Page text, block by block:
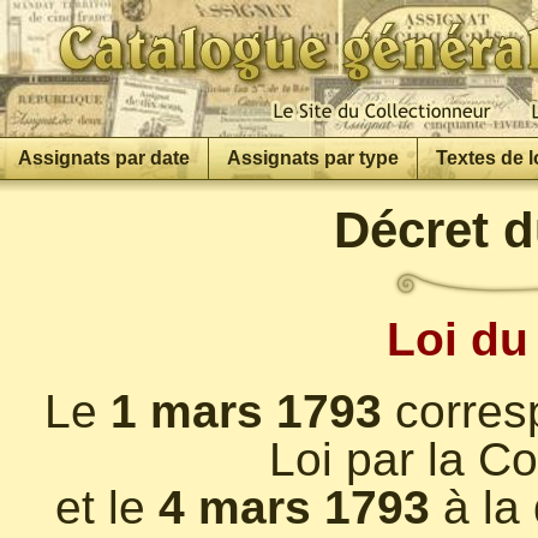
Assignats par date Assignats par type Textes de
Décret
Loi du
Le 1 mars 1793
Loi par la
et le 4 mars 1793 à la